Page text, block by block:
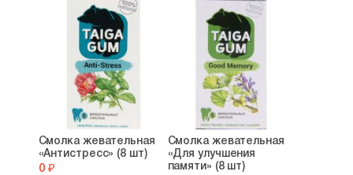
Смолка жевательная
«Антистресс» (8 шт)
0 ₽
Смолка жевательная
«Для улучшения
памяти» (8 шт)